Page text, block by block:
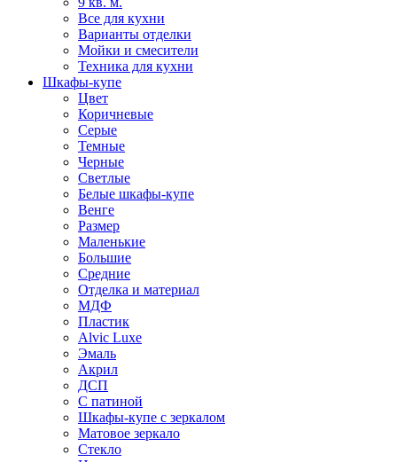
Все для кухни
Варианты отделки
Мойки и смесители
Техника для кухни
Шкафы-купе
Цвет
Коричневые
Серые
Темные
Черные
Светлые
Белые шкафы-купе
Венге
Размер
Маленькие
Большие
Средние
Отделка и материал
МДФ
Пластик
Alvic Luxe
Эмаль
Акрил
ДСП
С патиной
Шкафы-купе с зеркалом
Матовое зеркало
Стекло